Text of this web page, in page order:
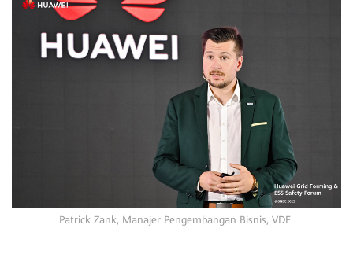
Patrick Zank, Manajer Pengembangan Bisnis, VDE